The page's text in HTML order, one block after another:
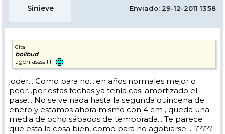
Sinieve Enviado: 29-12-2011 13:58
Cita
bolibud
agoniassss!!!!!
joder... Como para no....en años normales mejor o
peor...por estas fechas ya tenía casi amortizado el
pase... No se ve nada hasta la segunda quincena de
enero y estamos ahora mismo con 4 cm , queda una
media de ocho sábados de temporada... Te parece
que esta la cosa bien, como para no agobiarse ... ?????